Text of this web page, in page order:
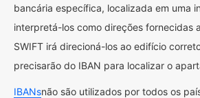
bancária específica, localizada em uma
interpretá-los como direções fornecidas
SWIFT irá direcioná-los ao edifício
precisarão do IBAN para localizar o
IBANsnão são utilizados por todos os